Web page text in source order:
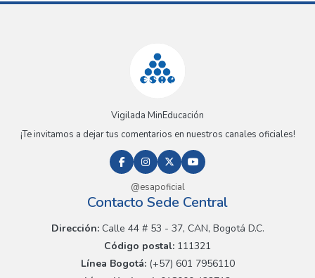
Vigilada MinEducación
¡Te invitamos a dejar tus comentarios en nuestros canales oficiales!
@esapoficial
Contacto Sede Central
Dirección:Calle 44 # 53 - 37, CAN, Bogotá D.C.
Código postal: 111321
Línea Bogotá:(+57) 601 7956110